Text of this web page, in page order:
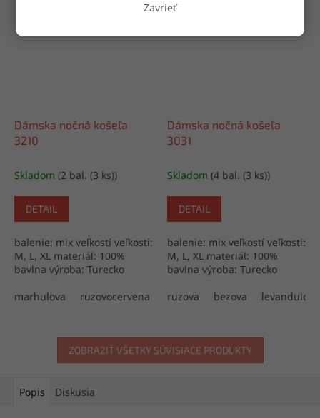
Zavrieť
Dámska nočná košeľa
3210
Skladom (2 bal. (3 ks))
DETAIL
balenie: mix veľkostí veľkosti:
M, L, XL materiál: 100%
bavlna výroba: Turecko
marhulova
ruzovocervena
Dámska nočná košeľa
3031
Skladom (4 bal. (3 ks))
DETAIL
balenie: mix veľkostí veľkosti:
M, L, XL materiál: 100%
bavlna výroba: Turecko
ruzova
bezova
ZOBRAZIŤ VŠETKY SÚVISIACE PRODUKTY
Popis Diskusia